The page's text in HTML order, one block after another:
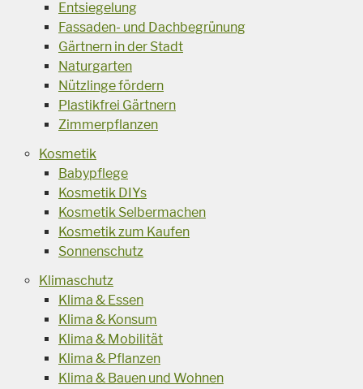
Entsiegelung
Fassaden- und Dachbegrünung
Gärtnern in der Stadt
Naturgarten
Nützlinge fördern
Plastikfrei Gärtnern
Zimmerpflanzen
Kosmetik
Babypflege
Kosmetik DIYs
Kosmetik Selbermachen
Kosmetik zum Kaufen
Sonnenschutz
Klimaschutz
Klima & Essen
Klima & Konsum
Klima & Mobilität
Klima & Pflanzen
Klima & Bauen und Wohnen